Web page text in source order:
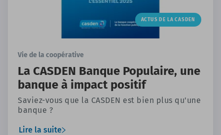
ACTUS DE LA CASDEN
Vie de la coopérative
La CASDEN Banque Populaire, une
banque à impact positif
Saviez-vous que la CASDEN est bien plus qu'une
banque ?
Lire la suite